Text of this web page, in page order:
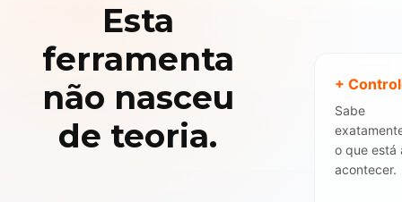
Esta
ferramenta
não nasceu
de teoria.
+
Sabe
o que está
acontecer.